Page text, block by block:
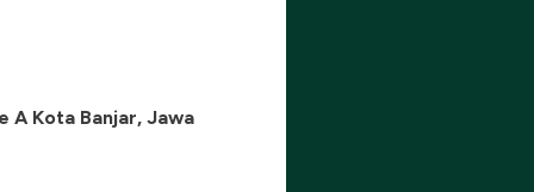
A Kota Banjar, Jawa